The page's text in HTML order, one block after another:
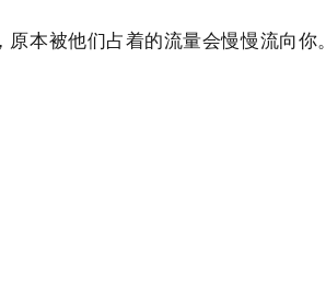
本被他们占着的流量会慢慢流向你。